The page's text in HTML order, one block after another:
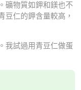
礦物質如鉀和鎂也不
豆仁的鉀含量較高，
我試過用青豆仁做蛋